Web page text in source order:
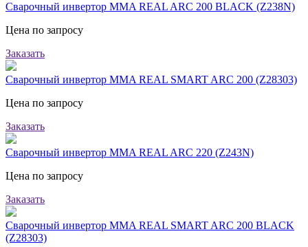
Сварочный инвертор MMA REAL ARC 200 BLACK (Z238N)
Цена по запросу
Заказать
Сварочный инвертор MMA REAL SMART ARC 200 (Z28303)
Цена по запросу
Заказать
Сварочный инвертор MMA REAL ARC 220 (Z243N)
Цена по запросу
Заказать
Сварочный инвертор MMA REAL SMART ARC 200 BLACK
(Z28303)